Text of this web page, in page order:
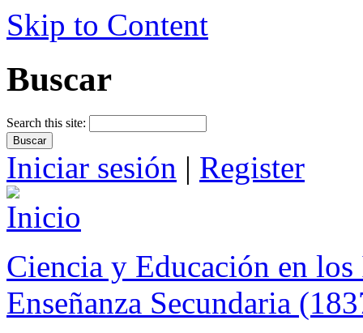
Skip to Content
Buscar
Search this site:
Iniciar sesión | Register
Ciencia y Educación en
Enseñanza Secundaria